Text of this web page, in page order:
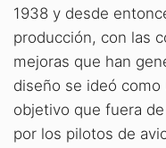
1938 y desde
producción, con las
mejoras que han
diseño se ideó
objetivo que fuera
por los pilotos de